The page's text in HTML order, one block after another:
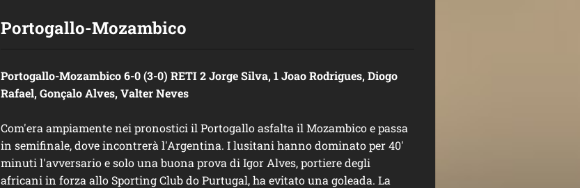
Portogallo-Mozambico
Portogallo-Mozambico 6-0 (3-0) RETI 2 Jorge Silva, 1 Joao Rodrigues, Diogo
Rafael, Gonçalo Alves, Valter Neves
Com'era ampiamente nei pronostici il Portogallo asfalta il Mozambico e passa
in semifinale, dove incontrerà l'Argentina. I lusitani hanno dominato per 40'
minuti l'avversario e solo una buona prova di Igor Alves, portiere degli
africani in forza allo Sporting Club do Purtugal, ha evitato una goleada. La